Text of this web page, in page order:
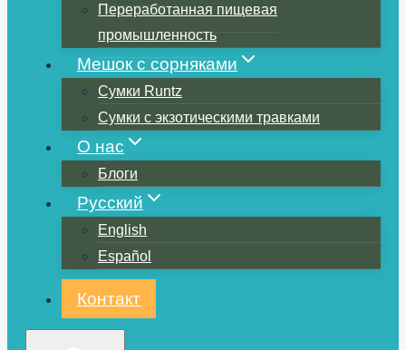
Переработанная пищевая
промышленность
Мешок с сорняками
Сумки Runtz
Сумки с экзотическими травками
О нас
Блоги
Русский
English
Español
Контакт